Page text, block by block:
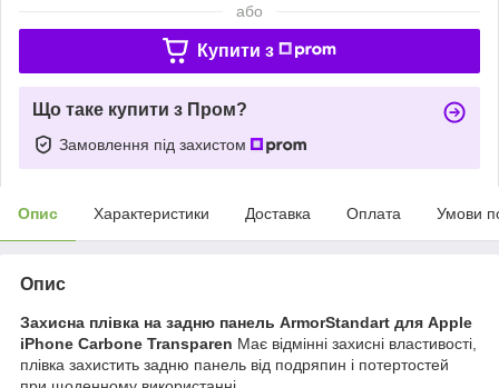
або
Купити з
Що таке купити з Пром?
Замовлення під захистом
Опис Характеристики Доставка Оплата Умови
Опис
Захисна плівка на задню панель ArmorStandart для Apple
iPhone Carbone Transparen Має відмінні захисні властивості,
плівка захистить задню панель від подряпин і потертостей